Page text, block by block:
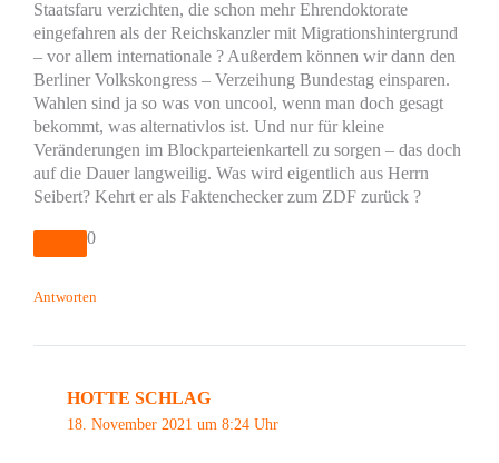
Staatsfaru verzichten, die schon mehr Ehrendoktorate
eingefahren als der Reichskanzler mit Migrationshintergrund
– vor allem internationale ? Außerdem können wir dann den
Berliner Volkskongress – Verzeihung Bundestag einsparen.
Wahlen sind ja so was von uncool, wenn man doch gesagt
bekommt, was alternativlos ist. Und nur für kleine
Veränderungen im Blockparteienkartell zu sorgen – das doch
auf die Dauer langweilig. Was wird eigentlich aus Herrn
Seibert? Kehrt er als Faktenchecker zum ZDF zurück ?
0
Antworten
HOTTE SCHLAG
18. November 2021 um 8:24 Uhr